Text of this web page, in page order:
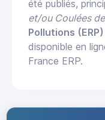
été publiés,
et/ou Coulées
Pollutions (ERP)
disponible en
France ERP.